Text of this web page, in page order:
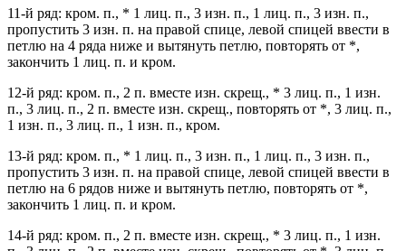
11-й ряд: кром. п., * 1 лиц. п., 3 изн. п., 1 лиц. п., 3 изн. п.,
пропустить 3 изн. п. на правой спице, левой спицей ввести в
петлю на 4 ряда ниже и вытянуть петлю, повторять от *,
закончить 1 лиц. п. и кром.
12-й ряд: кром. п., 2 п. вместе изн. скрещ., * 3 лиц. п., 1 изн.
п., 3 лиц. п., 2 п. вместе изн. скрещ., повторять от *, 3 лиц. п.,
1 изн. п., 3 лиц. п., 1 изн. п., кром.
13-й ряд: кром. п., * 1 лиц. п., 3 изн. п., 1 лиц. п., 3 изн. п.,
пропустить 3 изн. п. на правой спице, левой спицей ввести в
петлю на 6 рядов ниже и вытянуть петлю, повторять от *,
закончить 1 лиц. п. и кром.
14-й ряд: кром. п., 2 п. вместе изн. скрещ., * 3 лиц. п., 1 изн.